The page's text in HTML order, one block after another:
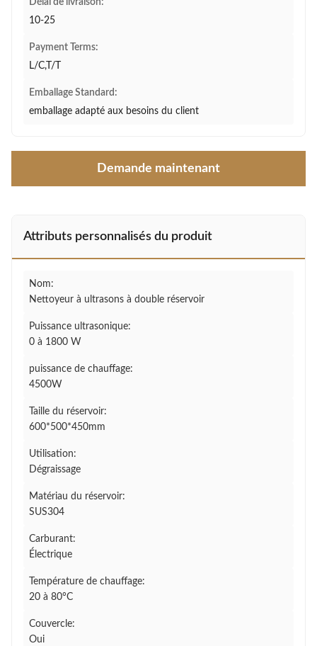
Délai de livraison:
10-25
Payment Terms:
L/C,T/T
Emballage Standard:
emballage adapté aux besoins du client
Demande maintenant
Attributs personnalisés du produit
Nom:
Nettoyeur à ultrasons à double réservoir
Puissance ultrasonique:
0 à 1800 W
puissance de chauffage:
4500W
Taille du réservoir:
600*500*450mm
Utilisation:
Dégraissage
Matériau du réservoir:
SUS304
Carburant:
Électrique
Température de chauffage:
20 à 80°C
Couvercle:
Oui